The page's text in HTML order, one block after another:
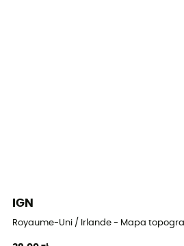
IGN
Royaume-Uni / Irlande - Mapa